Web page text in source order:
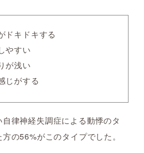
ドキドキする
やすい
が浅い
じがする
律神経失調症による動悸のタ
の56%がこのタイプでした。